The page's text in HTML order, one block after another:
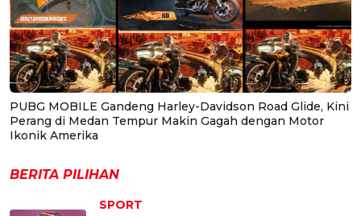
PUBG MOBILE Gandeng Harley-Davidson Road Glide, Kini
Perang di Medan Tempur Makin Gagah dengan Motor
Ikonik Amerika
BERITA PILIHAN
SPORT